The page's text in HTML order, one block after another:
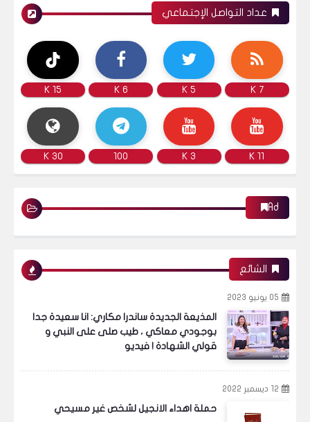
عداد التواصل الإجتماعي
7 K
5 K
6 K
15 K
11 K
3 K
100
30 K
Ad
الشائع
05 يونيو 2023
المذيعة الجديدة ساندرا مكاري: انا سعيدة جدا
بوجودي معاكي ، طيب صلى على النبي و
قولي الشهادة ! فيديو
12 ديسمبر 2022
حملة اهداء الانجيل لشخص غير مسيحي